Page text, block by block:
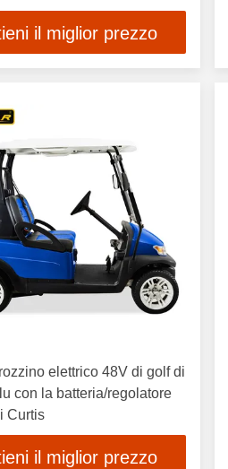
golf della batteria Trojan
il miglior prezzo
elettrico 48V di golf di
con la batteria/regolatore
Curtis
il miglior prezzo